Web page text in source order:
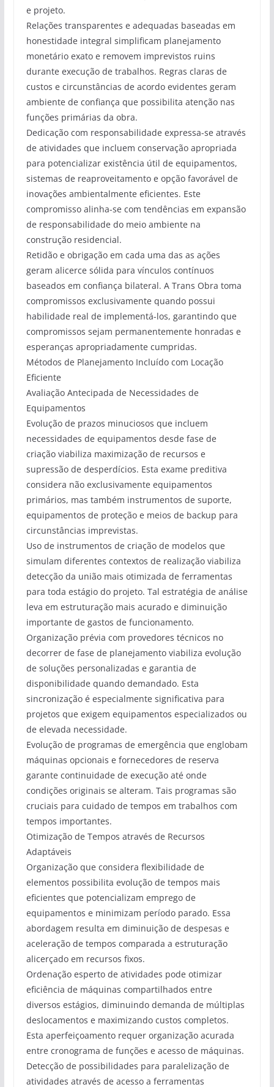
e projeto.
Relações transparentes e adequadas baseadas em
honestidade integral simplificam planejamento
monetário exato e removem imprevistos ruins
durante execução de trabalhos. Regras claras de
custos e circunstâncias de acordo evidentes geram
ambiente de confiança que possibilita atenção nas
funções primárias da obra.
Dedicação com responsabilidade expressa-se através
de atividades que incluem conservação apropriada
para potencializar existência útil de equipamentos,
sistemas de reaproveitamento e opção favorável de
inovações ambientalmente eficientes. Este
compromisso alinha-se com tendências em expansão
de responsabilidade do meio ambiente na
construção residencial.
Retidão e obrigação em cada uma das as ações
geram alicerce sólida para vínculos contínuos
baseados em confiança bilateral. A Trans Obra toma
compromissos exclusivamente quando possui
habilidade real de implementá-los, garantindo que
compromissos sejam permanentemente honradas e
esperanças apropriadamente cumpridas.
Métodos de Planejamento Incluído com Locação
Eficiente
Avaliação Antecipada de Necessidades de
Equipamentos
Evolução de prazos minuciosos que incluem
necessidades de equipamentos desde fase de
criação viabiliza maximização de recursos e
supressão de desperdícios. Esta exame preditiva
considera não exclusivamente equipamentos
primários, mas também instrumentos de suporte,
equipamentos de proteção e meios de backup para
circunstâncias imprevistas.
Uso de instrumentos de criação de modelos que
simulam diferentes contextos de realização viabiliza
detecção da união mais otimizada de ferramentas
para toda estágio do projeto. Tal estratégia de análise
leva em estruturação mais acurado e diminuição
importante de gastos de funcionamento.
Organização prévia com provedores técnicos no
decorrer de fase de planejamento viabiliza evolução
de soluções personalizadas e garantia de
disponibilidade quando demandado. Esta
sincronização é especialmente significativa para
projetos que exigem equipamentos especializados ou
de elevada necessidade.
Evolução de programas de emergência que englobam
máquinas opcionais e fornecedores de reserva
garante continuidade de execução até onde
condições originais se alteram. Tais programas são
cruciais para cuidado de tempos em trabalhos com
tempos importantes.
Otimização de Tempos através de Recursos
Adaptáveis
Organização que considera flexibilidade de
elementos possibilita evolução de tempos mais
eficientes que potencializam emprego de
equipamentos e minimizam período parado. Essa
abordagem resulta em diminuição de despesas e
aceleração de tempos comparada a estruturação
alicerçado em recursos fixos.
Ordenação esperto de atividades pode otimizar
eficiência de máquinas compartilhados entre
diversos estágios, diminuindo demanda de múltiplas
deslocamentos e maximizando custos completos.
Esta aperfeiçoamento requer organização acurada
entre cronograma de funções e acesso de máquinas.
Detecção de possibilidades para paralelização de
atividades através de acesso a ferramentas